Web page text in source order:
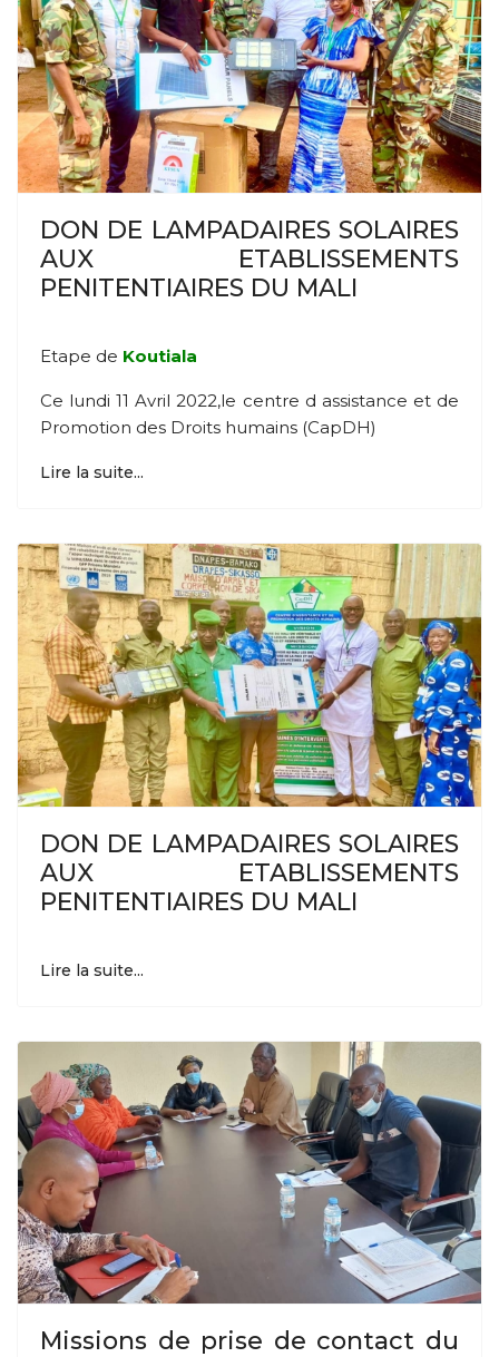
DON DE LAMPADAIRES SOLAIRES
AUX ETABLISSEMENTS
PENITENTIAIRES DU MALI
Etape de Koutiala
Ce lundi 11 Avril 2022,le centre d assistance et de
Promotion des Droits humains (CapDH)
Lire la suite...
DON DE LAMPADAIRES SOLAIRES
AUX ETABLISSEMENTS
PENITENTIAIRES DU MALI
Lire la suite...
Missions de prise de contact du